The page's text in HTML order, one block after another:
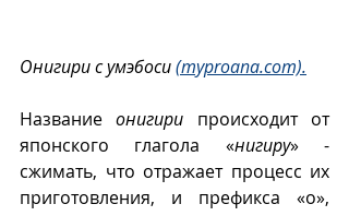
Онигири с умэбоси (myproana.com).
Название онигири происходит от
японского глагола «нигиру» -
сжимать, что отражает процесс их
приготовления, и префикса «о»,